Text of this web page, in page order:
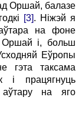
Оршай, балазе
[3]. Ніжэй я
на фоне
Оршай і, больш
Еўропы
гэта таксама
і працягнуць
аўтару на яго